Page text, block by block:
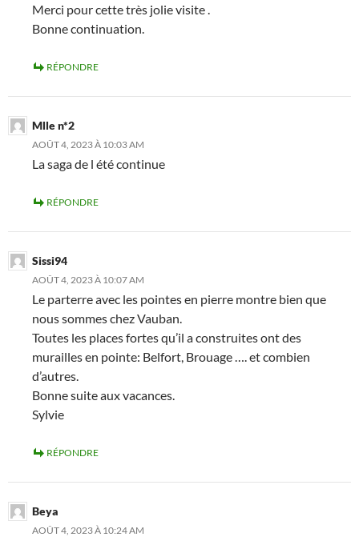
Merci pour cette très jolie visite .
Bonne continuation.
RÉPONDRE
Mlle n*2
AOÛT 4, 2023 À 10:03 AM
La saga de l été continue
RÉPONDRE
Sissi94
AOÛT 4, 2023 À 10:07 AM
Le parterre avec les pointes en pierre montre bien que
nous sommes chez Vauban.
Toutes les places fortes qu’il a construites ont des
murailles en pointe: Belfort, Brouage …. et combien
d’autres.
Bonne suite aux vacances.
Sylvie
RÉPONDRE
Beya
AOÛT 4, 2023 À 10:24 AM